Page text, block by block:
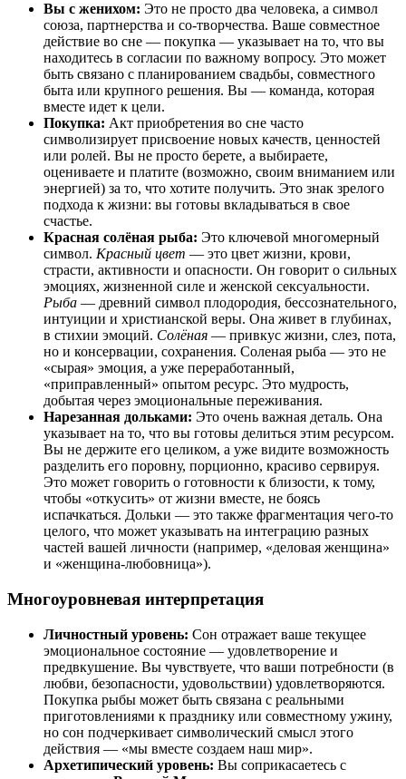
Вы с женихом: Это не просто два человека, а символ
союза, партнерства и со-творчества. Ваше совместное
действие во сне — покупка — указывает на то, что вы
находитесь в согласии по важному вопросу. Это может
быть связано с планированием свадьбы, совместного
быта или крупного решения. Вы — команда, которая
вместе идет к цели.
Покупка: Акт приобретения во сне часто
символизирует присвоение новых качеств, ценностей
или ролей. Вы не просто берете, а выбираете,
оцениваете и платите (возможно, своим вниманием или
энергией) за то, что хотите получить. Это знак зрелого
подхода к жизни: вы готовы вкладываться в свое
счастье.
Красная солёная рыба: Это ключевой многомерный
символ. Красный цвет — это цвет жизни, крови,
страсти, активности и опасности. Он говорит о сильных
эмоциях, жизненной силе и женской сексуальности.
Рыба — древний символ плодородия, бессознательного,
интуиции и христианской веры. Она живет в глубинах,
в стихии эмоций. Солёная — привкус жизни, слез, пота,
но и консервации, сохранения. Соленая рыба — это не
«сырая» эмоция, а уже переработанный,
«приправленный» опытом ресурс. Это мудрость,
добытая через эмоциональные переживания.
Нарезанная дольками: Это очень важная деталь. Она
указывает на то, что вы готовы делиться этим ресурсом.
Вы не держите его целиком, а уже видите возможность
разделить его поровну, порционно, красиво сервируя.
Это может говорить о готовности к близости, к тому,
чтобы «откусить» от жизни вместе, не боясь
испачкаться. Дольки — это также фрагментация чего-то
целого, что может указывать на интеграцию разных
частей вашей личности (например, «деловая женщина»
и «женщина-любовница»).
Многоуровневая интерпретация
Личностный уровень: Сон отражает ваше текущее
эмоциональное состояние — удовлетворение и
предвкушение. Вы чувствуете, что ваши потребности (в
любви, безопасности, удовольствии) удовлетворяются.
Покупка рыбы может быть связана с реальными
приготовлениями к празднику или совместному ужину,
но сон подчеркивает символический смысл этого
действия — «мы вместе создаем наш мир».
Архетипический уровень: Вы соприкасаетесь с